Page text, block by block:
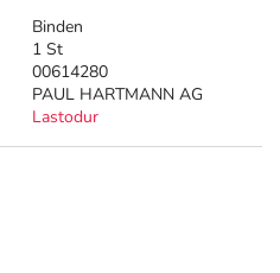
Binden
1 St
00614280
PAUL HARTMANN AG
Lastodur